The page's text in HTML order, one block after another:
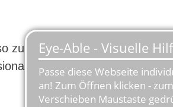
zum bahnbrechenden